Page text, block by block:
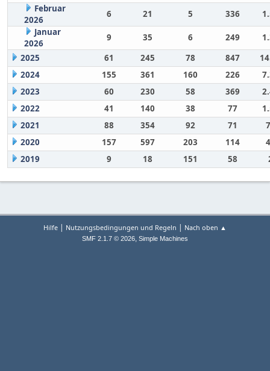
Februar
2026
6 21 5 336
Januar
2026
9 35 6 249
2025
61 245 78 847
2024
155 361 160 226
2023
60 230 58 369
2022
41 140 38 77
2021
88 354 92 71
2020
157 597 203 114
2019
9 18 151 58
Hilfe | Nutzungsbedingungen und Regeln | Nach oben ▲
SMF 2.1.7 © 2026, Simple Machines